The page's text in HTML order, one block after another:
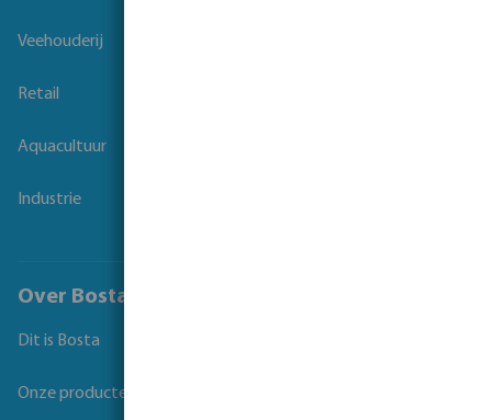
Veehouderij
Retail
Aquacultuur
Industrie
Over Bosta
Dit is Bosta
Onze producten